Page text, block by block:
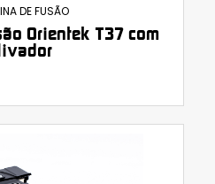
DE FUSÃO
Orientek T37 com